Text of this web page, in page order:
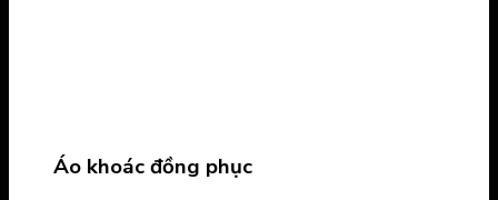
Áo khoác đồng phục